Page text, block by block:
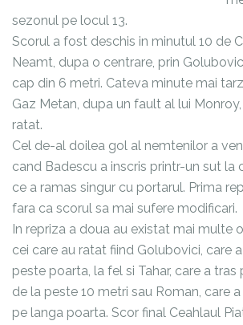
sezonul pe locul 13.
Scorul a fost deschis in minutul 10 de
Neamt, dupa o centrare, prin
cap din 6 metri. Cateva minute mai
Gaz Metan, dupa un fault al lui
ratat.
Cel de-al doilea gol al nemtenilor a
cand Badescu a inscris printr-un sut la
ce a ramas singur cu portarul. Prima
fara ca scorul sa mai sufere modificari.
In repriza a doua au existat mai multe
cei care au ratat fiind Golubovici, care
peste poarta, la fel si Tahar, care a tras
de la peste 10 metri sau Roman, care
pe langa poarta. Scor final Ceahlaul